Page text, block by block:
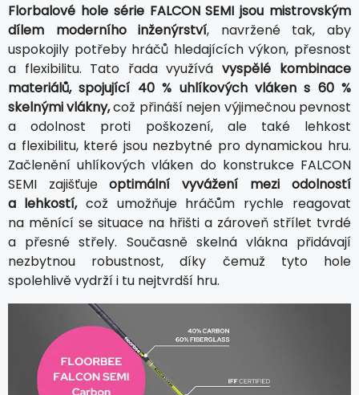
Florbalové hole série FALCON SEMI jsou mistrovským
dílem moderního inženýrství, navržené tak, aby
uspokojily potřeby hráčů hledajících výkon, přesnost
a flexibilitu. Tato řada využívá vyspělé kombinace
materiálů, spojující 40 % uhlíkových vláken s 60 %
skelnými vlákny,což přináší nejen výjimečnou pevnost
a odolnost proti poškození, ale také lehkost
a flexibilitu, které jsou nezbytné pro dynamickou hru.
Začlenění uhlíkových vláken do konstrukce FALCON
SEMI zajišťuje optimální vyvážení mezi odolností
a lehkostí,což umožňuje hráčům rychle reagovat
na měnící se situace na hřišti a zároveň střílet tvrdé
a přesné střely. Současně skelná vlákna přidávají
nezbytnou robustnost, díky čemuž tyto hole
spolehlivě vydrží i tu nejtvrdší hru.